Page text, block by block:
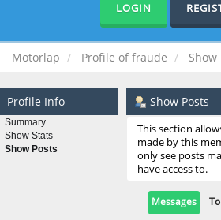
LOGIN
Motorlap Profile of fraude Show
Profile Info
Summary
Show Stats
Show Posts
Show Posts
This section
made by this
only see posts
have access to.
Messages